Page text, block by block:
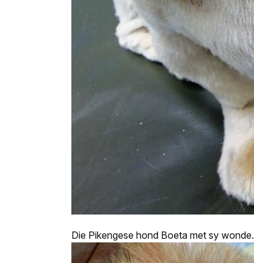
Die Pikengese hond Boeta met sy wonde.